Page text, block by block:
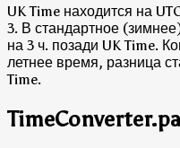
UK Time находится на
3. В стандартное
на 3 ч. позади UK Time.
летнее время, разница
Time.